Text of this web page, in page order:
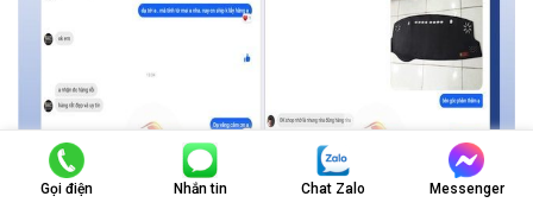
Gọi điện Nhắn tin Chat Zalo Messenger